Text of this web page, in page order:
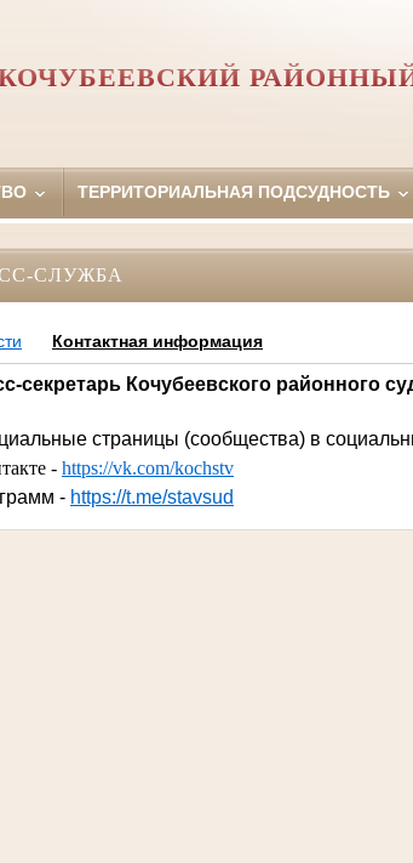
ТЕРРИТОРИАЛЬНАЯ ПОДСУДНОСТЬ
СЛУЖБА
Контактная информация
секретарь Кочубеевского районного
страницы (сообщества) в
- https://vk.com/kochstv
- https://t.me/stavsud